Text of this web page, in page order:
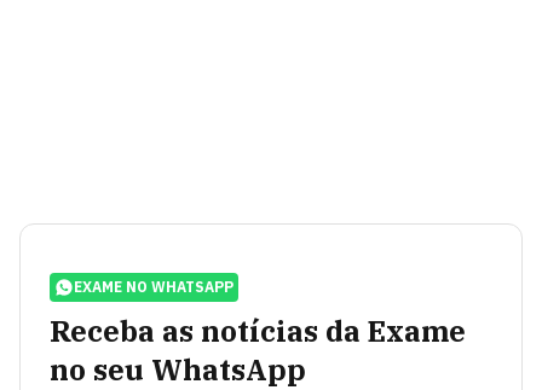
EXAME NO WHATSAPP
Receba as notícias da Exame
no seu WhatsApp